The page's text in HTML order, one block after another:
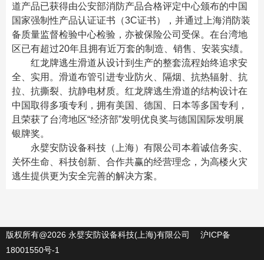
道产品已获得由公安部消防产品合格评定中心颁布的中国
国家强制性产品认证证书（3C证书），并通过上海消防装
备质量监督检验中心检验，亦被保险公司受保。在台湾地
区已有超过20年且拥有近万套的制造、销售、安装实绩。
红龙牌逃生滑道从设计到生产的整套流程始终追求安
全、实用。滑道布管引进专业防火、隔烟、抗热辐射、抗
拉、抗撕裂、抗静电材质。红龙牌逃生滑道的结构设计在
中国取得多项专利，拥有美国、德国、日本等多国专利，
且荣获了台湾地区“经济部”发明优良奖与德国国际发明展
银牌奖。
永嬖安防设备科技（上海）有限公司本着诚信务实、
关怀生命、科技创新、合作共赢的经营理念，为高楼火灾
逃生提供更为安全完善的解决方案。
版权所有@2026 永嬖安防设备科技(上海)有限公司 沪ICP备
18001550号-1